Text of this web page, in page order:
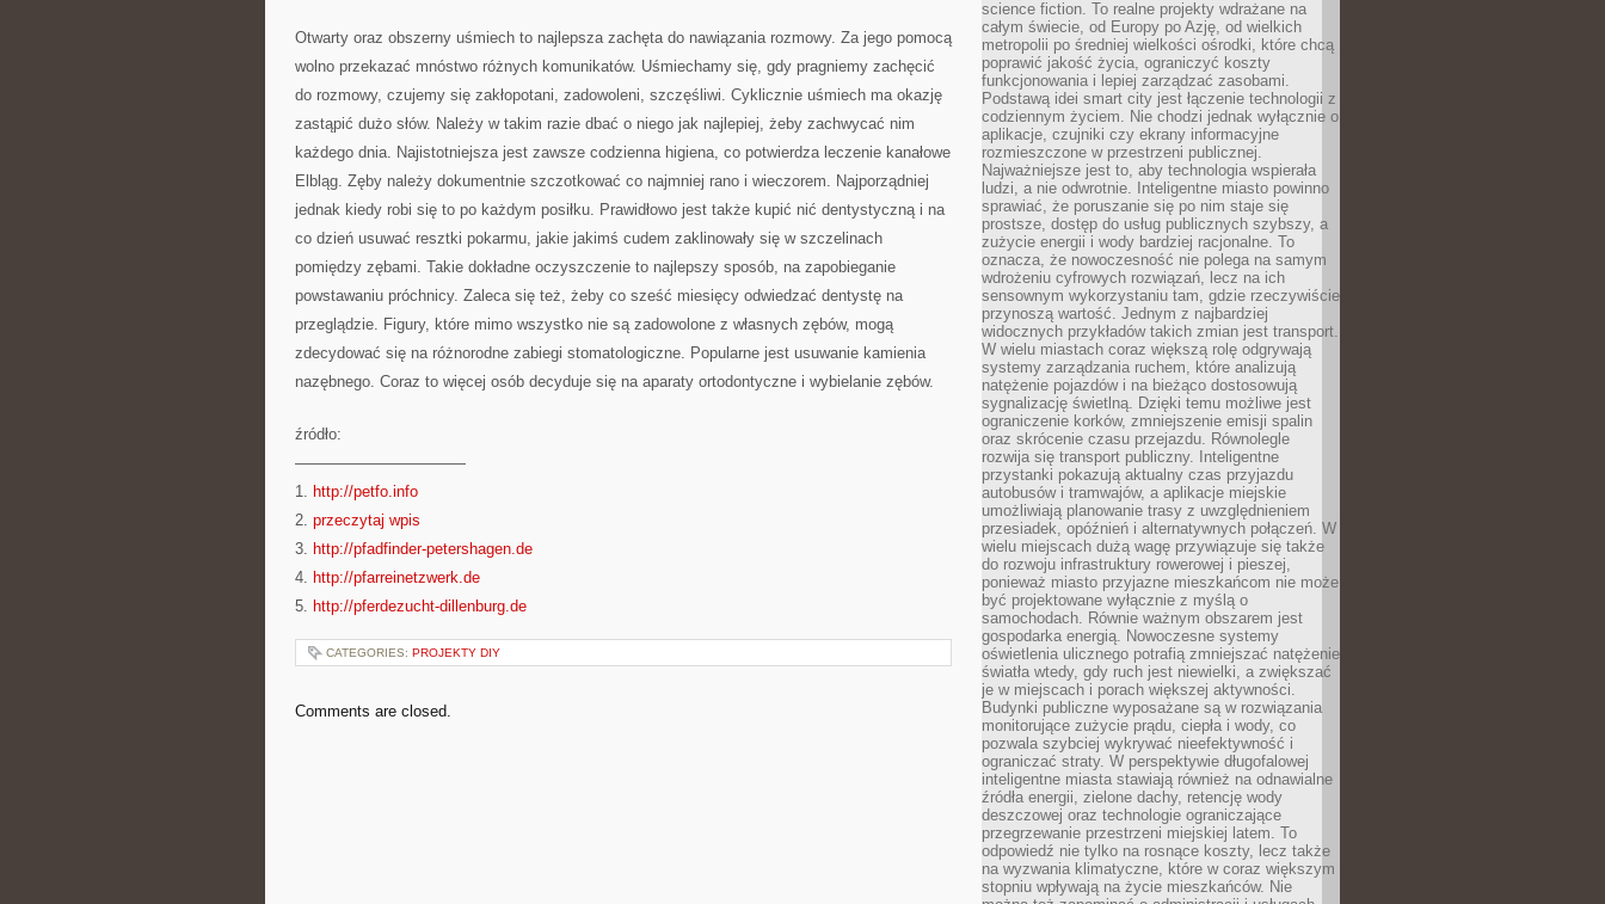
SOBIE
SKOMPONOWAĆ
I
Otwarty oraz obszerny uśmiech to najlepsza zachęta do nawiązania rozmowy. Za jego pomocą
wolno przekazać mnóstwo różnych komunikatów. Uśmiechamy się, gdy pragniemy zachęcić
do rozmowy, czujemy się zakłopotani, zadowoleni, szczęśliwi. Cyklicznie uśmiech ma okazję
zastąpić dużo słów. Należy w takim razie dbać o niego jak najlepiej, żeby zachwycać nim
każdego dnia. Najistotniejsza jest zawsze codzienna higiena, co potwierdza leczenie kanałowe
Elbląg. Zęby należy dokumentnie szczotkować co najmniej rano i wieczorem. Najporządniej
jednak kiedy robi się to po każdym posiłku. Prawidłowo jest także kupić nić dentystyczną i na
co dzień usuwać resztki pokarmu, jakie jakimś cudem zaklinowały się w szczelinach
pomiędzy zębami. Takie dokładne oczyszczenie to najlepszy sposób, na zapobieganie
powstawaniu próchnicy. Zaleca się też, żeby co sześć miesięcy odwiedzać dentystę na
przeglądzie. Figury, które mimo wszystko nie są zadowolone z własnych zębów, mogą
zdecydować się na różnorodne zabiegi stomatologiczne. Popularne jest usuwanie kamienia
nazębnego. Coraz to więcej osób decyduje się na aparaty ortodontyczne i wybielanie zębów.
źródło:
———————————
1. http://petfo.info
2. przeczytaj wpis
3. http://pfadfinder-petershagen.de
4. http://pfarreinetzwerk.de
5. http://pferdezucht-dillenburg.de
CATEGORIES: PROJEKTY DIY
Comments are closed.
science fiction. To realne projekty wdrażane na
całym świecie, od Europy po Azję, od wielkich
metropolii po średniej wielkości ośrodki, które chcą
poprawić jakość życia, ograniczyć koszty
funkcjonowania i lepiej zarządzać zasobami.
Podstawą idei smart city jest łączenie technologii z
codziennym życiem. Nie chodzi jednak wyłącznie o
aplikacje, czujniki czy ekrany informacyjne
rozmieszczone w przestrzeni publicznej.
Najważniejsze jest to, aby technologia wspierała
ludzi, a nie odwrotnie. Inteligentne miasto powinno
sprawiać, że poruszanie się po nim staje się
prostsze, dostęp do usług publicznych szybszy, a
zużycie energii i wody bardziej racjonalne. To
oznacza, że nowoczesność nie polega na samym
wdrożeniu cyfrowych rozwiązań, lecz na ich
sensownym wykorzystaniu tam, gdzie rzeczywiście
przynoszą wartość. Jednym z najbardziej
widocznych przykładów takich zmian jest transport.
W wielu miastach coraz większą rolę odgrywają
systemy zarządzania ruchem, które analizują
natężenie pojazdów i na bieżąco dostosowują
sygnalizację świetlną. Dzięki temu możliwe jest
ograniczenie korków, zmniejszenie emisji spalin
oraz skrócenie czasu przejazdu. Równolegle
rozwija się transport publiczny. Inteligentne
przystanki pokazują aktualny czas przyjazdu
autobusów i tramwajów, a aplikacje miejskie
umożliwiają planowanie trasy z uwzględnieniem
przesiadek, opóźnień i alternatywnych połączeń. W
wielu miejscach dużą wagę przywiązuje się także
do rozwoju infrastruktury rowerowej i pieszej,
ponieważ miasto przyjazne mieszkańcom nie może
być projektowane wyłącznie z myślą o
samochodach. Równie ważnym obszarem jest
gospodarka energią. Nowoczesne systemy
oświetlenia ulicznego potrafią zmniejszać natężenie
światła wtedy, gdy ruch jest niewielki, a zwiększać
je w miejscach i porach większej aktywności.
Budynki publiczne wyposażane są w rozwiązania
monitorujące zużycie prądu, ciepła i wody, co
pozwala szybciej wykrywać nieefektywność i
ograniczać straty. W perspektywie długofalowej
inteligentne miasta stawiają również na odnawialne
źródła energii, zielone dachy, retencję wody
deszczowej oraz technologie ograniczające
przegrzewanie przestrzeni miejskiej latem. To
odpowiedź nie tylko na rosnące koszty, lecz także
na wyzwania klimatyczne, które w coraz większym
stopniu wpływają na życie mieszkańców. Nie